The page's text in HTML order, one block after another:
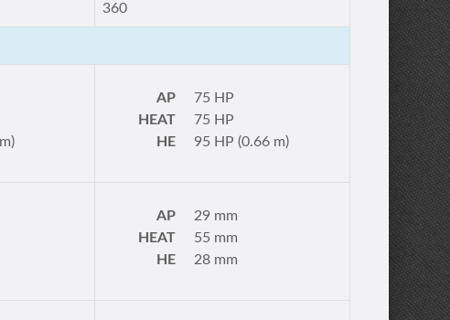
360
AP
75 HP
HEAT
75 HP
HE
95 HP (0.66 m)
AP
29 mm
HEAT
55 mm
HE
28 mm